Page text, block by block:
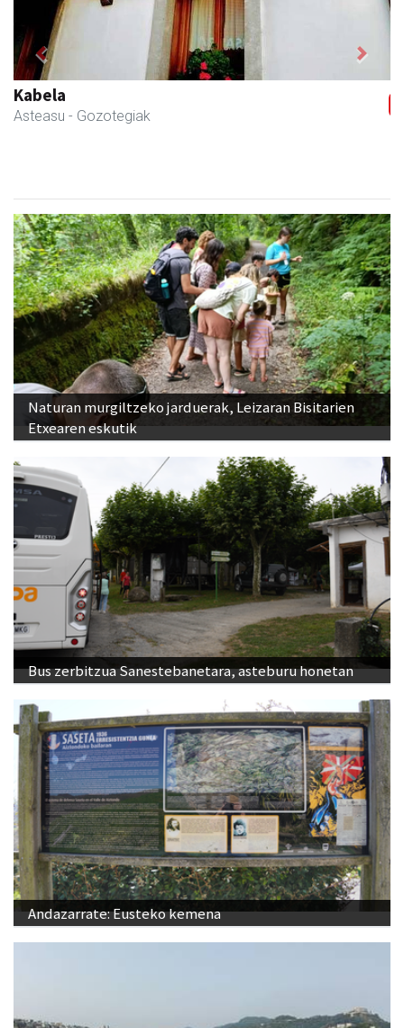
Kabela
Asteasu - Gozotegiak
Previous Next
Naturan murgiltzeko jarduerak, Leizaran Bisitarien
Etxearen eskutik
Bus zerbitzua Sanestebanetara, asteburu honetan
Andazarrate: Eusteko kemena